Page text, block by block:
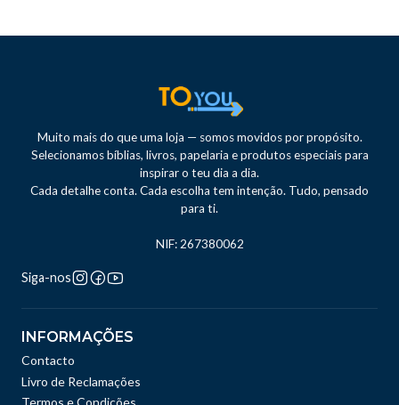
Muito mais do que uma loja — somos movidos por propósito.
Selecionamos bíblias, livros, papelaria e produtos especiais para
inspirar o teu dia a dia.
Cada detalhe conta. Cada escolha tem intenção. Tudo, pensado
para ti.
NIF: 267380062
Siga-nos
INFORMAÇÕES
Contacto
Livro de Reclamações
Termos e Condições